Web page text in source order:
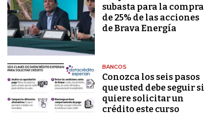
subasta para la compra
de 25% de las acciones
de Brava Energía
BANCOS
Conozca los seis pasos
que usted debe seguir si
quiere solicitar un
crédito este curso